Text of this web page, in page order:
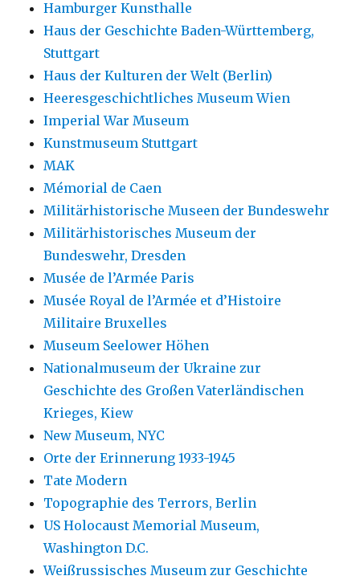
Hamburger Kunsthalle
Haus der Geschichte Baden-Württemberg,
Stuttgart
Haus der Kulturen der Welt (Berlin)
Heeresgeschichtliches Museum Wien
Imperial War Museum
Kunstmuseum Stuttgart
MAK
Mémorial de Caen
Militärhistorische Museen der Bundeswehr
Militärhistorisches Museum der
Bundeswehr, Dresden
Musée de l’Armée Paris
Musée Royal de l’Armée et d’Histoire
Militaire Bruxelles
Museum Seelower Höhen
Nationalmuseum der Ukraine zur
Geschichte des Großen Vaterländischen
Krieges, Kiew
New Museum, NYC
Orte der Erinnerung 1933-1945
Tate Modern
Topographie des Terrors, Berlin
US Holocaust Memorial Museum,
Washington D.C.
Weißrussisches Museum zur Geschichte